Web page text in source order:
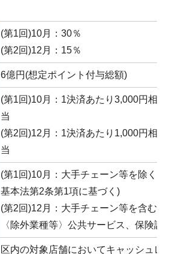
(第1回)10月：30％
(第2回)12月：15％
6億円(想定ポイント付与総額)
(第1回)10月：1決済あたり3,000円相
当
(第2回)12月：1決済あたり1,000円相
当
(第1回)10月：大手チェーン等を除く
基本法第2条第1項に基づく)
(第2回)12月：大手チェーン等を含む
〈除外業種等〉公共サービス、保険
区内の対象店舗においてキャッシュレ